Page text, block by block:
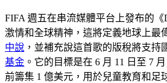
FIFA 週五在串流媒體平台上發布的《
激情和全球精神，這將定義地球上最
中說 ，並補充說這首歌的版稅將支持
基金 。它的目標是在 6 月 11 日至 7
前籌集 1 億美元，用於兒童教育和足